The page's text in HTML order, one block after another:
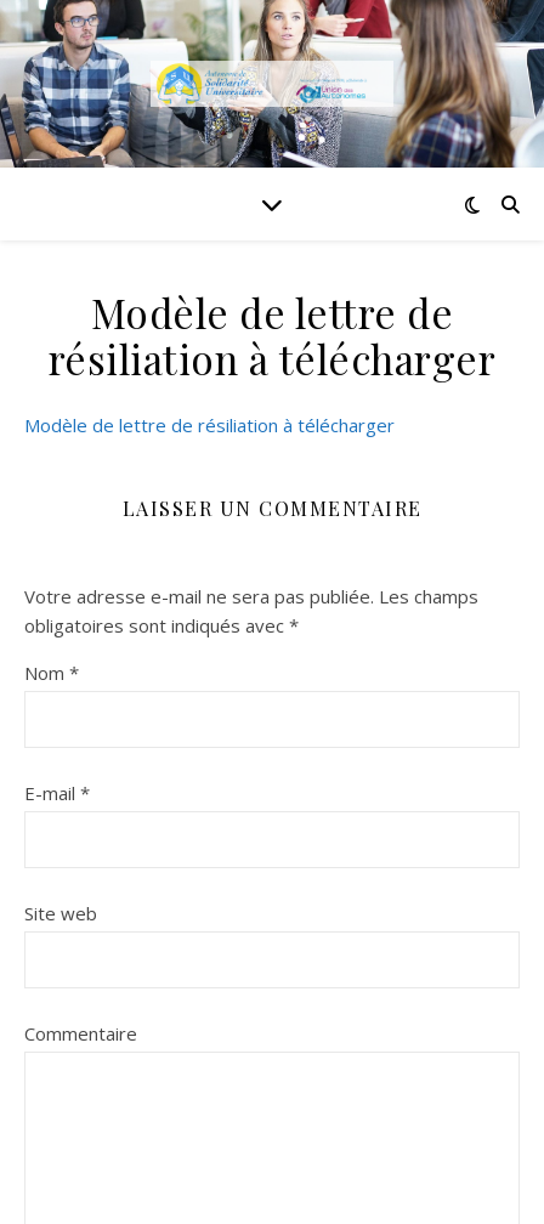
Modèle de lettre de
résiliation à télécharger
Modèle de lettre de résiliation à télécharger
LAISSER UN COMMENTAIRE
Votre adresse e-mail ne sera pas publiée. Les champs
obligatoires sont indiqués avec *
Nom *
E-mail *
Site web
Commentaire